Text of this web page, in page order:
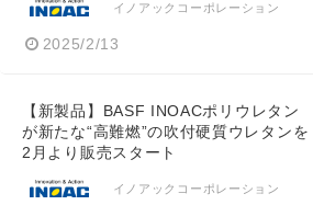
イノアックコーポレーション
2025/2/13
【新製品】BASF INOACポリウレタン
が新たな“高難燃”の吹付硬質ウレタンを
2月より販売スタート
イノアックコーポレーション